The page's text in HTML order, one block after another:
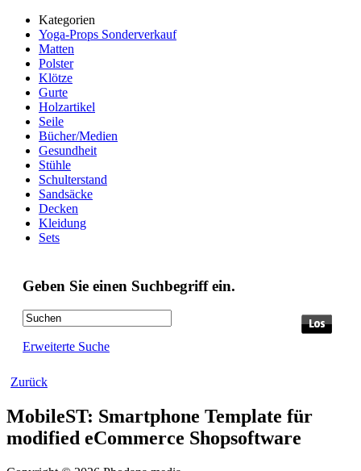
Kategorien
Yoga-Props Sonderverkauf
Matten
Polster
Klötze
Gurte
Holzartikel
Seile
Bücher/Medien
Gesundheit
Stühle
Schulterstand
Sandsäcke
Decken
Kleidung
Sets
Geben Sie einen Suchbegriff ein.
Erweiterte Suche
Zurück
MobileST: Smartphone Template für
modified eCommerce Shopsoftware